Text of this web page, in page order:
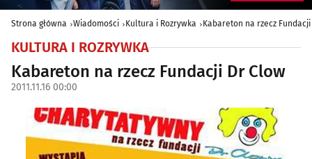
Strona główna Wiadomości Kultura i Rozrywka Kabareton na rzecz
KULTURA I ROZRYWKA
Kabareton na rzecz Fundacji Dr Clow
2011.11.16 00:00